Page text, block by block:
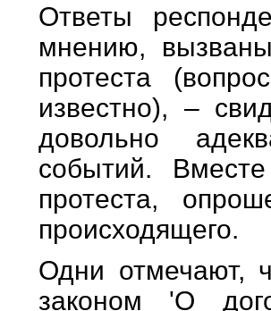
Ответы
мнению,
протеста
известно), –
довольно
событий.
протеста,
происходящего.
Одни отмечают,
законом 'О